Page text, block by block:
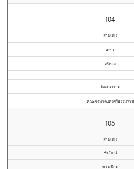
104
สามเณร
เมธา
ศรีทอง
วัดเสนาราม
คณะจังหวัดนครศรีธรรมราช
105
สามเณร
ชัยวัฒน์
ขาวเนียม